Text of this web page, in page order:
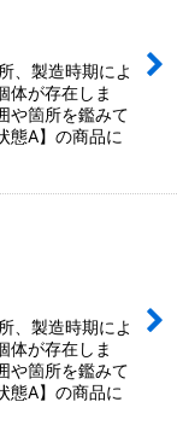
、製造時期によ
体が存在しま
や箇所を鑑みて
態A】の商品に
、製造時期によ
体が存在しま
や箇所を鑑みて
態A】の商品に